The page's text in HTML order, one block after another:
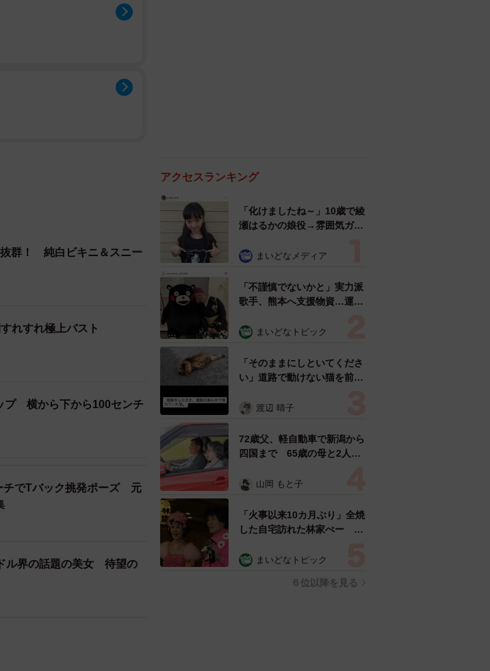
群！ 純白ビキニ＆スニー
れすれ極上バスト
プ 横から下から100センチ
チでTバック挑発ポーズ 元
ル界の話題の美女 待望の
アクセスランキング
「化けましたね～」10歳で綾
瀬はるかの娘役→雰囲気ガラ
雰囲気が」「宝塚に入れそ
まいどなメディア
「不謹慎でないかと」実力派
歌手、熊本へ支援物資…運搬
めらい 「痛いほど伝わる」
まいどなトピック
「そのままにしといてくださ
い」道路で動けない猫を前に
ようとした4日間 「命の重
表の訴え
渡辺 晴子
72歳父、軽自動車で新潟から
四国まで 65歳の母と2人で
憩まで分刻み… 「大学生で
山岡 もと子
「火事以来10カ月ぶり」全焼
した自宅訪れた林家ぺー 内
ン状態の部屋に呆然
まいどなトピック
６位以降を見る